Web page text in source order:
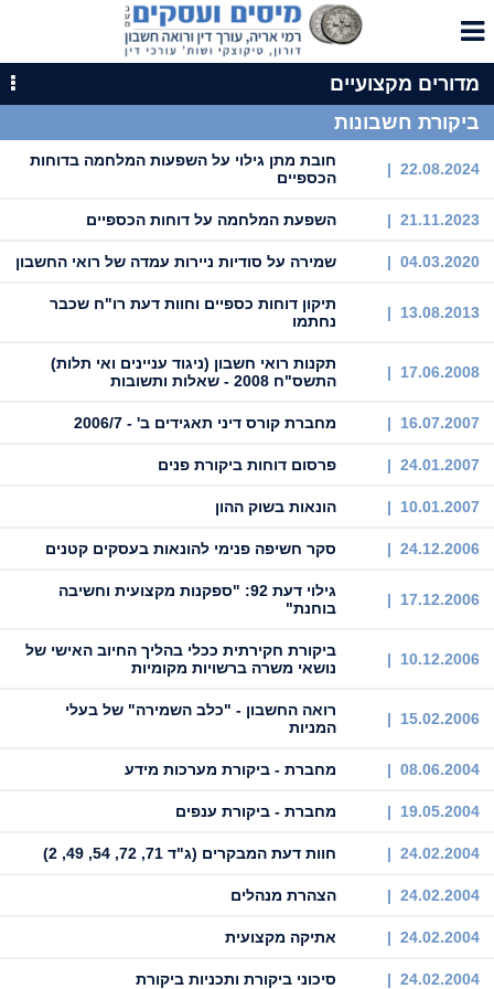
מדורים מקצועיים
ביקורת חשבונות
22.08.2024 |
חובת מתן גילוי על השפעות המלחמה בדוחות
הכספיים
21.11.2023 | השפעת המלחמה על דוחות הכספיים
04.03.2020 | שמירה על סודיות ניירות עמדה של רואי החשבון
13.08.2013 |
תיקון דוחות כספיים וחוות דעת רו"ח שכבר
נחתמו
17.06.2008 |
תקנות רואי חשבון (ניגוד עניינים ואי תלות)
התשס"ח 2008 - שאלות ותשובות
16.07.2007 | מחברת קורס דיני תאגידים ב' - 2006/7
24.01.2007 | פרסום דוחות ביקורת פנים
10.01.2007 | הונאות בשוק ההון
24.12.2006 | סקר חשיפה פנימי להונאות בעסקים קטנים
17.12.2006 |
גילוי דעת 92: "ספקנות מקצועית וחשיבה
בוחנת"
10.12.2006 |
ביקורת חקירתית ככלי בהליך החיוב האישי של
נושאי משרה ברשויות מקומיות
15.02.2006 |
רואה החשבון - "כלב השמירה" של בעלי
המניות
08.06.2004 | מחברת - ביקורת מערכות מידע
19.05.2004 | מחברת - ביקורת ענפים
24.02.2004 | חוות דעת המבקרים (ג"ד 71, 72, 54, 49, 2)
24.02.2004 | הצהרת מנהלים
24.02.2004 | אתיקה מקצועית
24.02.2004 | סיכוני ביקורת ותכניות ביקורת